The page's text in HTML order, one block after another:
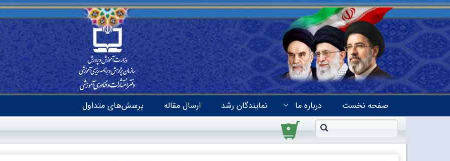
صفحه نخست درباره ما نمایندگان رشد ارسال مقاله پرسش‌های متداول
۰